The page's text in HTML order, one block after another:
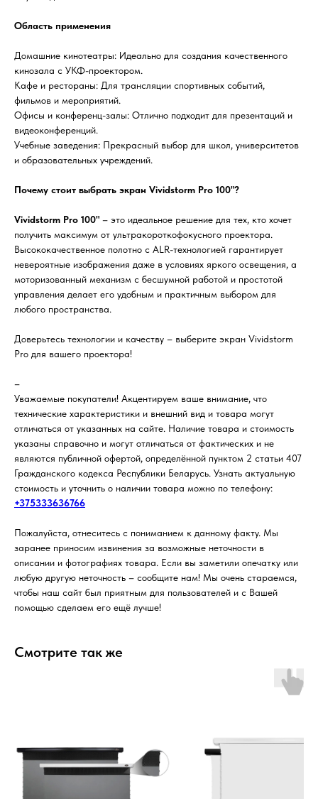
Область применения
Домашние кинотеатры: Идеально для создания качественного
кинозала с УКФ-проектором.
Кафе и рестораны: Для трансляции спортивных событий,
фильмов и мероприятий.
Офисы и конференц-залы: Отлично подходит для презентаций и
видеоконференций.
Учебные заведения: Прекрасный выбор для школ, университетов
и образовательных учреждений.
Почему стоит выбрать экран Vividstorm Pro 100"?
Vividstorm Pro 100" – это идеальное решение для тех, кто хочет
получить максимум от ультракороткофокусного проектора.
Высококачественное полотно с ALR-технологией гарантирует
невероятные изображения даже в условиях яркого освещения, а
моторизованный механизм с бесшумной работой и простотой
управления делает его удобным и практичным выбором для
любого пространства.
Доверьтесь технологии и качеству – выберите экран Vividstorm
Pro для вашего проектора!
–
Уважаемые покупатели! Акцентируем ваше внимание, что
технические характеристики и внешний вид и товара могут
отличаться от указанных на сайте. Наличие товара и стоимость
указаны справочно и могут отличаться от фактических и не
являются публичной офертой, определённой пунктом 2 статьи 407
Гражданского кодекса Республики Беларусь. Узнать актуальную
стоимость и уточнить о наличии товара можно по телефону:
+375333636766
Пожалуйста, отнеситесь с пониманием к данному факту. Мы
заранее приносим извинения за возможные неточности в
описании и фотографиях товара. Если вы заметили опечатку или
любую другую неточность – сообщите нам! Мы очень стараемся,
чтобы наш сайт был приятным для пользователей и с Вашей
помощью сделаем его ещё лучше!
Смотрите так же